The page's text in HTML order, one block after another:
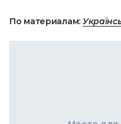
По материалам: